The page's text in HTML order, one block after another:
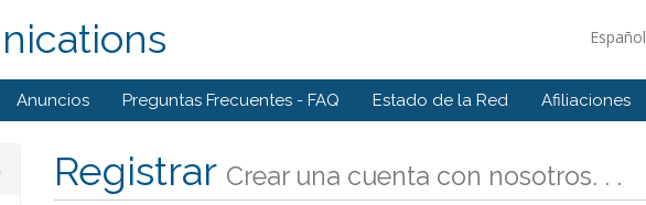
Español
Anuncios Preguntas Frecuentes - FAQ Estado de la Red Afiliaciones
Registrar Crear una cuenta con nosotros. . .